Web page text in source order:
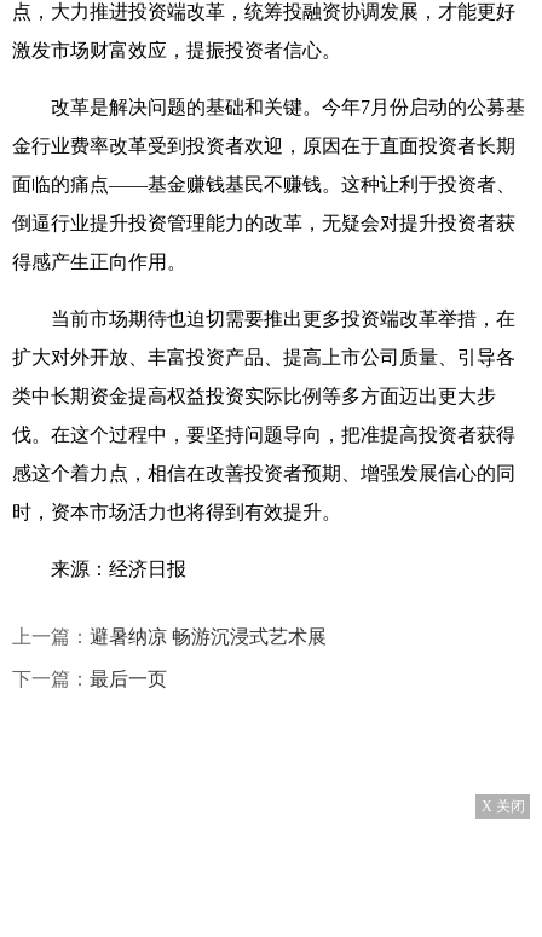
点，大力推进投资端改革，统筹投融资协调发展，才能更好
激发市场财富效应，提振投资者信心。
改革是解决问题的基础和关键。今年7月份启动的公募基
金行业费率改革受到投资者欢迎，原因在于直面投资者长期
面临的痛点——基金赚钱基民不赚钱。这种让利于投资者、
倒逼行业提升投资管理能力的改革，无疑会对提升投资者获
得感产生正向作用。
当前市场期待也迫切需要推出更多投资端改革举措，在
扩大对外开放、丰富投资产品、提高上市公司质量、引导各
类中长期资金提高权益投资实际比例等多方面迈出更大步
伐。在这个过程中，要坚持问题导向，把准提高投资者获得
感这个着力点，相信在改善投资者预期、增强发展信心的同
时，资本市场活力也将得到有效提升。
来源：经济日报
上一篇： 避暑纳凉 畅游沉浸式艺术展
下一篇： 最后一页
X 关闭